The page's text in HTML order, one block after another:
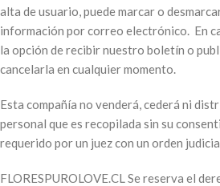
alta de usuario, puede marcar o
información por correo electrónico. En
la opción de recibir nuestro boletín o
cancelarla en cualquier momento.
Esta compañía no venderá, cederá ni
personal que es recopilada sin su
requerido por un juez con un orden
FLORESPUROLOVE.CL Se reserva el